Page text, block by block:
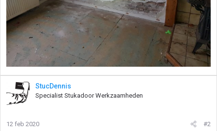
StucDennis
Specialist Stukadoor Werkzaamheden
12 feb 2020 #2